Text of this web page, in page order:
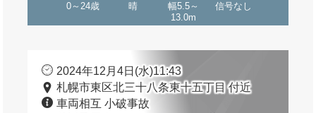
0～24歳 晴
幅5.5～
13.0m
信号なし
2024年12月4日(水)11:43
札幌市東区北三十八条東十五丁目 付近
車両相互 小破事故